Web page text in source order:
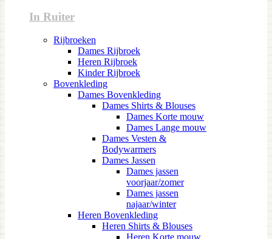
In Ruiter
Rijbroeken
Dames Rijbroek
Heren Rijbroek
Kinder Rijbroek
Bovenkleding
Dames Bovenkleding
Dames Shirts & Blouses
Dames Korte mouw
Dames Lange mouw
Dames Vesten &
Bodywarmers
Dames Jassen
Dames jassen
voorjaar/zomer
Dames jassen
najaar/winter
Heren Bovenkleding
Heren Shirts & Blouses